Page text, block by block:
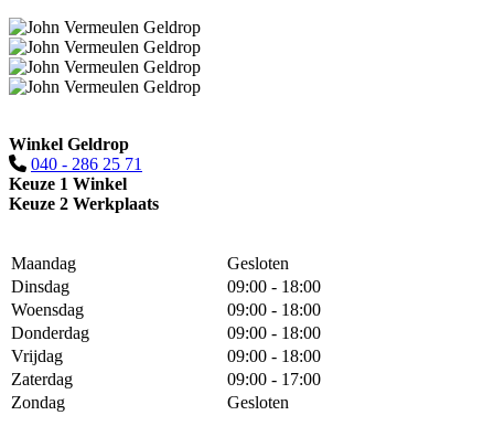
Winkel Geldrop
040 - 286 25 71
Keuze 1 Winkel
Keuze 2 Werkplaats
Maandag
Gesloten
Dinsdag
09:00 - 18:00
Woensdag
09:00 - 18:00
Donderdag
09:00 - 18:00
Vrijdag
09:00 - 18:00
Zaterdag
09:00 - 17:00
Zondag
Gesloten